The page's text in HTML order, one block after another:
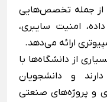
از جمله تخصص‌هایی
امنیت سایبری،
ارائه می‌دهد.
از دانشگاه‌ها با
و دانشجویان
و پروژه‌های صنعتی